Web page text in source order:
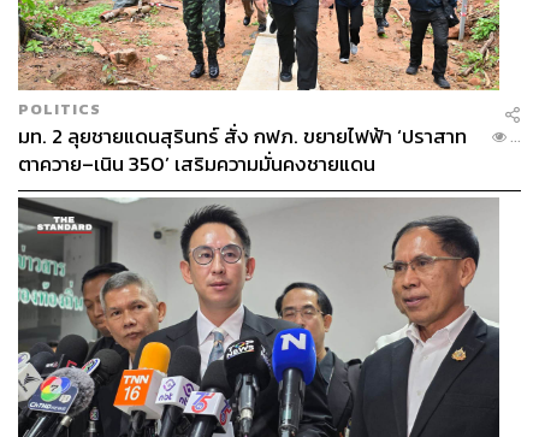
POLITICS
มท. 2 ลุยชายแดนสุรินทร์ สั่ง กฟภ. ขยายไฟฟ้า ‘ปราสาท
ตาควาย–เนิน 350’ เสริมความมั่นคงชายแดน
...